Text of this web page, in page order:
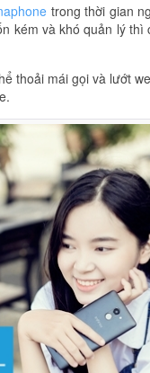
trong thời gian
kém và khó quản lý
thoải mái gọi và lướt